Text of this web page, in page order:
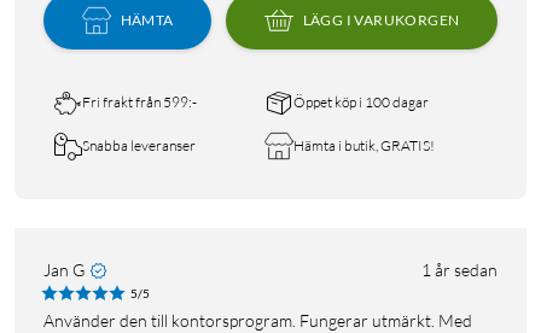
HÄMTA LÄGG I VARUKORGEN
Fri frakt från 599:- Öppet köp i 100 dagar
Snabba leveranser Hämta i butik, GRATIS!
Jan G 1 år sedan
5/5
Använder den till kontorsprogram. Fungerar utmärkt. Med